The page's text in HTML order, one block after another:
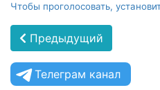
Чтобы проголосовать,
Предыдущий
Телеграм канал